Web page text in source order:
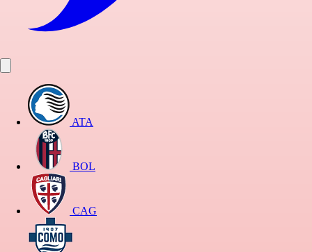
ATA
BOL
CAG